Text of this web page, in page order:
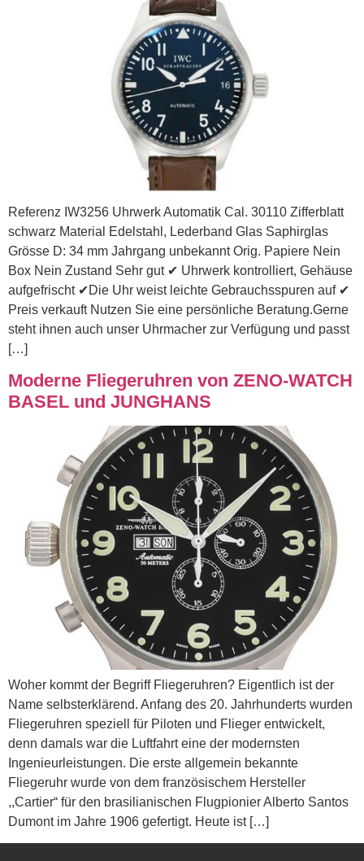
Referenz IW3256 Uhrwerk Automatik Cal. 30110 Zifferblatt
schwarz Material Edelstahl, Lederband Glas Saphirglas
Grösse D: 34 mm Jahrgang unbekannt Orig. Papiere Nein
Box Nein Zustand Sehr gut ✔ Uhrwerk kontrolliert, Gehäuse
aufgefrischt ✔Die Uhr weist leichte Gebrauchsspuren auf ✔
Preis verkauft Nutzen Sie eine persönliche Beratung.Gerne
steht ihnen auch unser Uhrmacher zur Verfügung und passt
[…]
Moderne Fliegeruhren von ZENO-WATCH
BASEL und JUNGHANS
Woher kommt der Begriff Fliegeruhren? Eigentlich ist der
Name selbsterklärend. Anfang des 20. Jahrhunderts wurden
Fliegeruhren speziell für Piloten und Flieger entwickelt,
denn damals war die Luftfahrt eine der modernsten
Ingenieurleistungen. Die erste allgemein bekannte
Fliegeruhr wurde von dem französischem Hersteller
,,Cartier“ für den brasilianischen Flugpionier Alberto Santos
Dumont im Jahre 1906 gefertigt. Heute ist […]